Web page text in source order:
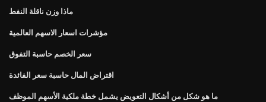
ماذا وزن ناقلة النفط
مؤشرات اسعار الاسهم العالمية
سعر الخصم حاسبة التفوق
اقتراض المال حاسبة سعر الفائدة
ما هو شكل من أشكال التعويض يشمل خطة ملكية الأسهم الموظف